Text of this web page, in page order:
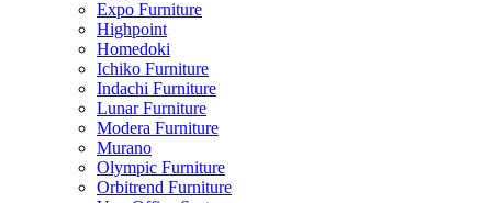
Expo Furniture
Highpoint
Homedoki
Ichiko Furniture
Indachi Furniture
Lunar Furniture
Modera Furniture
Murano
Olympic Furniture
Orbitrend Furniture